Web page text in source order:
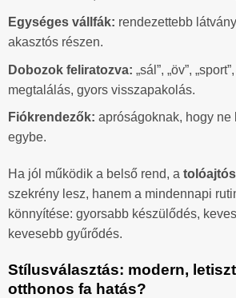
Egységes vállfák: rendezettebb
akasztós részen.
Dobozok feliratozva: „sál”, „öv”,
megtalálás, gyors visszapakolás.
Fiókrendezők: apróságoknak, hogy ne
egybe.
Ha jól működik a belső rend, a
szekrény lesz, hanem a mindennapi
könnyítése: gyorsabb készülődés,
kevesebb gyűrődés.
Stílusválasztás: modern,
otthonos fa hatás?